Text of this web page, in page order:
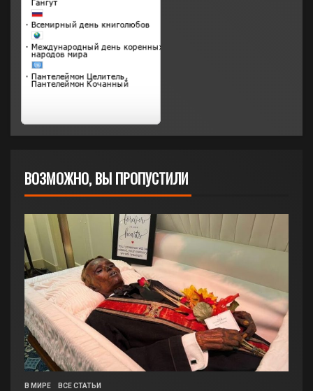
ВОЗМОЖНО, ВЫ ПРОПУСТИЛИ
В МИРЕ ВСЕ СТАТЬИ